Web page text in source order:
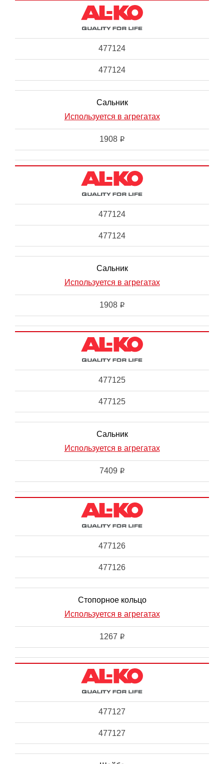
477124
477124
Сальник
Используется в агрегатах
1908 i
477124
477124
Сальник
Используется в агрегатах
1908 i
477125
477125
Сальник
Используется в агрегатах
7409 i
477126
477126
Стопорное кольцо
Используется в агрегатах
1267 i
477127
477127